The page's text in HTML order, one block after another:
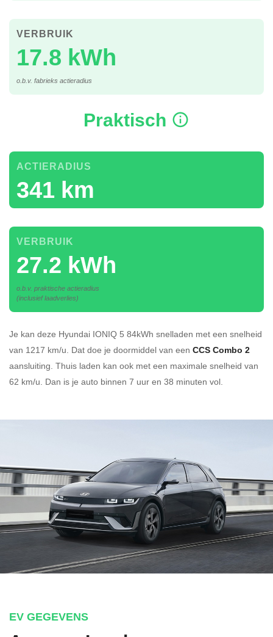
17.8 kWh
VERBRUIK
o.b.v. fabrieks actieradius
Praktisch
341 km
ACTIERADIUS
27.2 kWh
VERBRUIK
o.b.v. praktische actieradius
(inclusief laadverlies)
Je kan deze Hyundai IONIQ 5 84kWh snelladen met een snelheid
van 1217 km/u. Dat doe je doormiddel van een CCS Combo 2
aansluiting. Thuis laden kan ook met een maximale snelheid van
62 km/u. Dan is je auto binnen 7 uur en 38 minuten vol.
EV GEGEVENS